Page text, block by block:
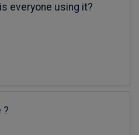
everyone using it?
?